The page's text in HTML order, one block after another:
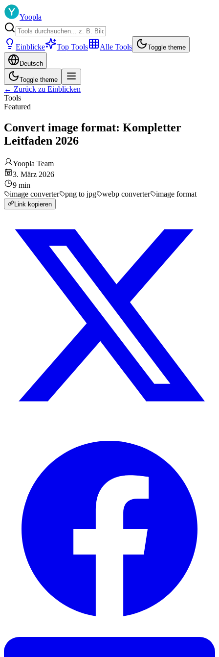
Yoopla
Einblicke Top Tools Alle Tools Toggle theme
Deutsch
Toggle theme
← Zurück zu Einblicken
Tools
Featured
Convert image format: Kompletter
Leitfaden 2026
Yoopla Team
3. März 2026
9 min
image converter
png to jpg webp converter image format
Link kopieren